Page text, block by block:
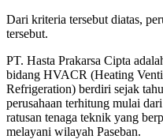
Dari kriteria tersebut diatas,
tersebut.
PT. Hasta Prakarsa Cipta
bidang HVACR (Heating
Refrigeration) berdiri sejak
perusahaan terhitung mulai
ratusan tenaga teknik yang
melayani wilayah Paseban.